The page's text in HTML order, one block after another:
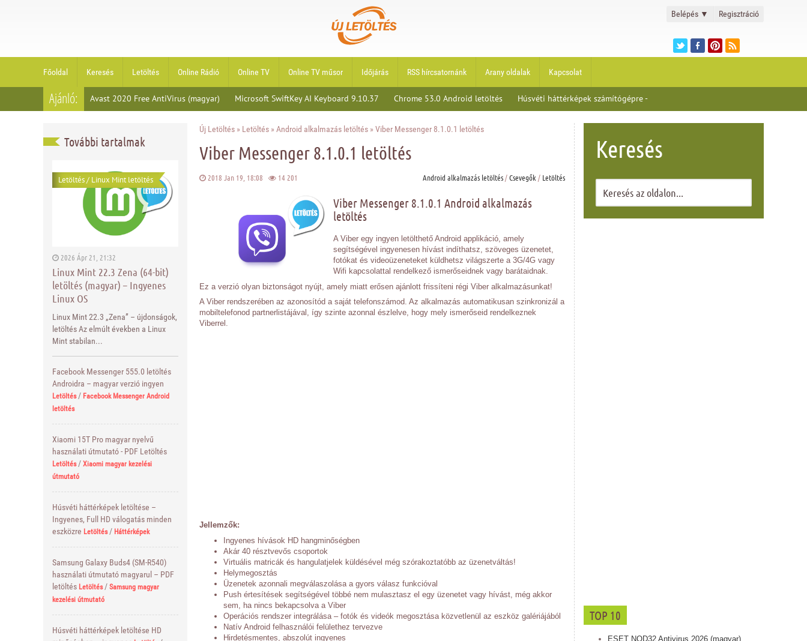
Belépés ▼ Regisztráció
Főoldal Keresés Letöltés Online Rádió Online TV Online TV műsor Időjárás RSS hírcsatornánk Arany oldalak Kapcsolat
Ajánló: Avast 2020 Free AntiVirus (magyar) Microsoft SwiftKey AI Keyboard 9.10.37 Chrome 53.0 Android letöltés Húsvéti háttérképek számítógépre -
További tartalmak
Letöltés/ Linux Mint letöltés
2026 Ápr 21, 21:32
Linux Mint 22.3 Zena (64-bit)
letöltés (magyar) – Ingyenes
Linux OS
Linux Mint 22.3 „Zena” – újdonságok,
letöltés Az elmúlt években a Linux
Mint stabilan...
Facebook Messenger 555.0 letöltés
Androidra – magyar verzió ingyen
Letöltés/ Facebook Messenger Android
letöltés
Xiaomi 15T Pro magyar nyelvű
használati útmutató - PDF Letöltés
Letöltés/ Xiaomi magyar kezelési
útmutató
Húsvéti háttérképek letöltése –
Ingyenes, Full HD válogatás minden
eszközre Letöltés/ Háttérképek
Samsung Galaxy Buds4 (SM-R540)
használati útmutató magyarul – PDF
letöltés Letöltés/ Samsung magyar
kezelési útmutató
Húsvéti háttérképek letöltése HD
Keresés
TOP 10
ESET NOD32 Antivirus 2026 (magyar)
Új Letöltés » Letöltés »Android alkalmazás letöltés » Viber Messenger 8.1.0.1 letöltés
Viber Messenger 8.1.0.1 letöltés
2018 Jan 19, 18:08 14 201 Android alkalmazás letöltés/Csevegők / Letöltés
Viber Messenger 8.1.0.1 Android alkalmazás
letöltés
A Viber egy ingyen letölthető Android applikáció, amely
segítségével ingyenesen hívást indíthatsz, szöveges üzenetet,
fotókat és videoüzeneteket küldhetsz világszerte a 3G/4G vagy
Wifi kapcsolattal rendelkező ismerőseidnek vagy barátaidnak.
Ez a verzió olyan biztonságot nyújt, amely miatt erősen ajánlott frissíteni régi Viber alkalmazásunkat!
A Viber rendszerében az azonosítód a saját telefonszámod. Az alkalmazás automatikusan szinkronizál a
mobiltelefonod partnerlistájával, így szinte azonnal észlelve, hogy mely ismerőseid rendelkeznek
Viberrel.
Jellemzők:
Ingyenes hívások HD hangminőségben
Akár 40 résztvevős csoportok
Virtuális matricák és hangulatjelek küldésével még szórakoztatóbb az üzenetváltás!
Helymegosztás
Üzenetek azonnali megválaszolása a gyors válasz funkcióval
Push értesítések segítségével többé nem mulasztasz el egy üzenetet vagy hívást, még akkor
sem, ha nincs bekapcsolva a Viber
Operációs rendszer integrálása – fotók és videók megosztása közvetlenül az eszköz galériájából
Natív Android felhasználói felülethez tervezve
Hirdetésmentes, abszolút ingyenes